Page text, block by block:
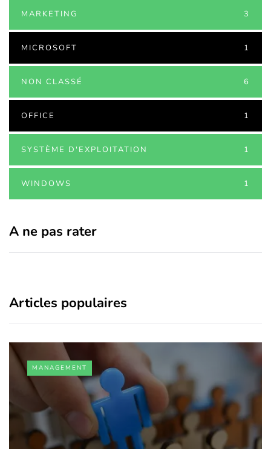
MARKETING 3
MICROSOFT 1
NON CLASSÉ 6
OFFICE 1
SYSTÈME D'EXPLOITATION 1
WINDOWS 1
A ne pas rater
Articles populaires
MANAGEMENT